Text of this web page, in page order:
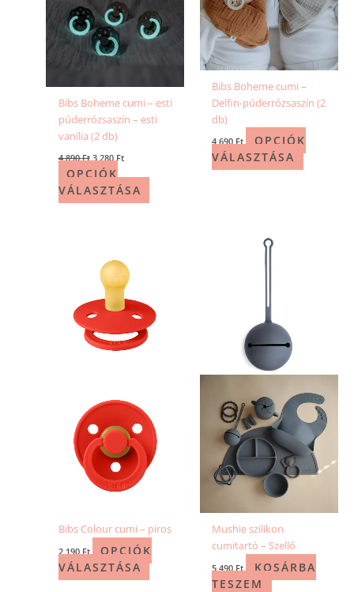
Bibs Boheme cumi – esti
púderrózsaszín – esti
vanília (2 db)
4 890Ft 3 280Ft
OPCIÓK
VÁLASZTÁSA
Bibs Boheme cumi –
Delfin-púderrózsaszín (2
db)
4 690Ft
OPCIÓK
VÁLASZTÁSA
Bibs Colour cumi – piros
2 190 Ft
OPCIÓK
VÁLASZTÁSA
variációja
van.
ki
Mushie szilikon
cumitartó – Szellő
5 490 Ft
KOSÁRBA
TESZEM